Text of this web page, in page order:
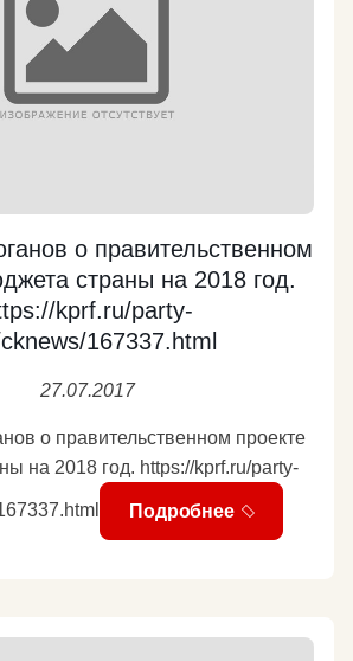
о правительственном
страны на 2018 год.
kprf.ru/party-
cknews/167337.html
27.07.2017
о правительственном проекте
на 2018 год. https://kprf.ru/party-
Подробнее